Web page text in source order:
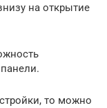
на открытие
то можно